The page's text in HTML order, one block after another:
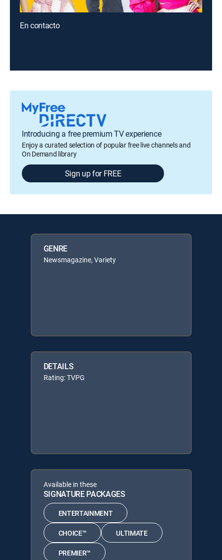
En contacto
Introducing a free premium TV experience
Enjoy a curated selection of popular free live channels and
On Demand library
Sign up for FREE
GENRE
Newsmagazine, Variety
DETAILS
Rating: TVPG
Available in these
SIGNATURE PACKAGES
ENTERTAINMENT
CHOICE™ ULTIMATE
PREMIER™